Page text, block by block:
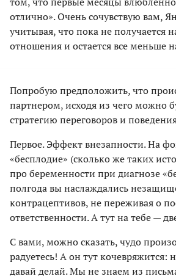
отлично». Очень сочувствую вам,
учитывая, что пока не получается
отношения и остается все меньше
Попробую предположить, что
партнером, исходя из чего можно
стратегию переговоров и
Первое. Эффект внезапности. На
«бесплодие» (сколько же таких
про беременности при диагнозе
полгода вы наслаждались
контрацептивов, не переживая о
ответственности. А тут на тебе —
С вами, можно сказать, чудо
радуетесь! А он тут кочевряжится:
давай делай. Мы не знаем из